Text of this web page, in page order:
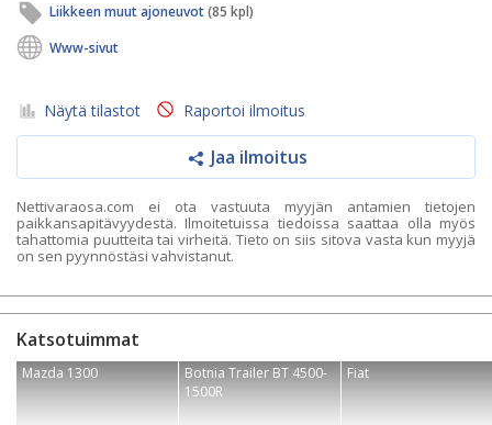
Liikkeen muut ajoneuvot(85 kpl)
Www-sivut
Näytä tilastot Raportoi ilmoitus
Jaa ilmoitus
Nettivaraosa.com ei ota vastuuta myyjän antamien tietojen
paikkansapitävyydestä. Ilmoitetuissa tiedoissa saattaa olla myös
tahattomia puutteita tai virheitä. Tieto on siis sitova vasta kun myyjä
on sen pyynnöstäsi vahvistanut.
Katsotuimmat
Mazda 1300
Botnia Trailer BT 4500-
1500R
Fiat